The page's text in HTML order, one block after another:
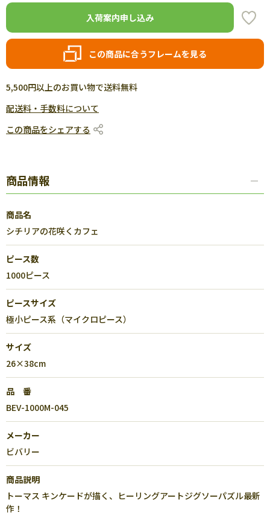
入荷案内申し込み
この商品に合うフレームを見る
5,500円以上のお買い物で送料無料
配送料・手数料について
この商品をシェアする
商品情報
商品名
シチリアの花咲くカフェ
ピース数
1000ピース
ピースサイズ
極小ピース系（マイクロピース）
サイズ
26×38cm
品 番
BEV-1000M-045
メーカー
ビバリー
商品説明
トーマス キンケードが描く、ヒーリングアートジグソーパズル最新
作！